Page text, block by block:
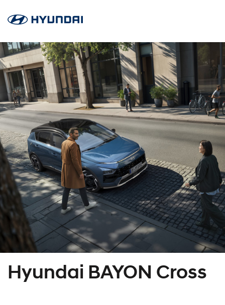
Hyundai BAYON Cross